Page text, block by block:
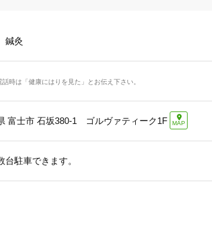
鍼灸
話時は「健康にはりを見た」とお伝え下さい。
富士市 石坂380-1 ゴルヴァティーク1F MAP
駐車できます。